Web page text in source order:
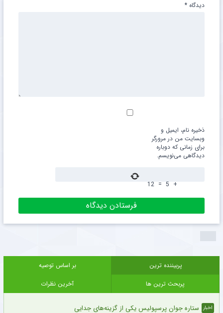
دیدگاه *
ذخیره نام، ایمیل و
وبسایت من در مرورگر
برای زمانی که دوباره
دیدگاهی می‌نویسم.
+
5
=
12
پربیننده ترین
بر اساس توصیه
پربحث ترین ها
آخرین نظرات
اخبار ستاره جوان پرسپولیس یکی از گزینه‌های جدایی